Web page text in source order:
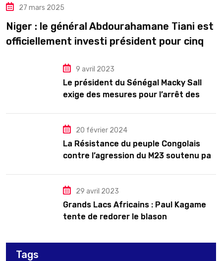
27 mars 2025
Niger : le général Abdourahamane Tiani est
officiellement investi président pour cinq
9 avril 2023
Le président du Sénégal Macky Sall
exige des mesures pour l’arrêt des
20 février 2024
La Résistance du peuple Congolais
contre l’agression du M23 soutenu par
29 avril 2023
Grands Lacs Africains : Paul Kagame
tente de redorer le blason
Tags